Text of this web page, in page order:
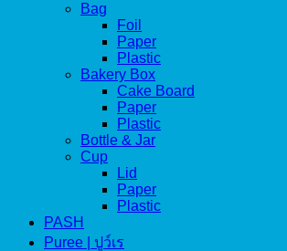
Bag
Foil
Paper
Plastic
Bakery Box
Cake Board
Paper
Plastic
Bottle & Jar
Cup
Lid
Paper
Plastic
PASH
Puree | ปูว์เร